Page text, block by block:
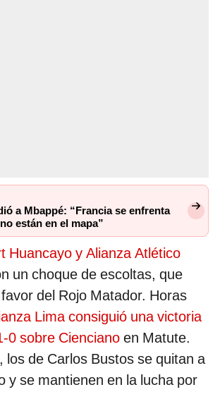
a Mbappé: “Francia se enfrenta
están en el mapa”
Huancayo y Alianza Atlético
un choque de escoltas, que
del Rojo Matador. Horas
Lima consiguió una victoria
0 sobre Cienciano en Matute.
los de Carlos Bustos se quitan a
y se mantienen en la lucha por